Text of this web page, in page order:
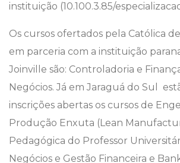
instituição (10.100.3.85/
Os cursos ofertados pela Católica
em parceria com a instituição
Joinville são: Controladoria e
Negócios. Já em Jaraguá do Sul
inscrições abertas os cursos de
Produção Enxuta (Lean
Pedagógica do Professor
Negócios e Gestão Financeira e